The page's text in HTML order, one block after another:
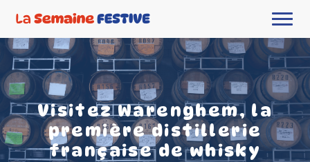
Visitez Warenghem, la
première distillerie
française de whisky